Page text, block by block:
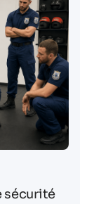
sécurité